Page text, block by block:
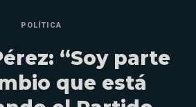
POLÍTICA
“Soy parte
que está